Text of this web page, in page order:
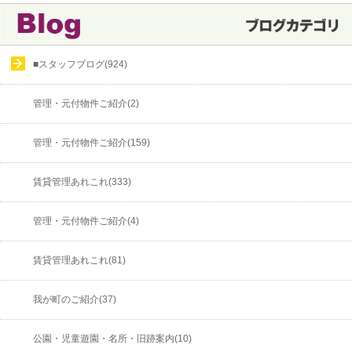
■スタッフブログ(924)
管理・元付物件ご紹介(2)
管理・元付物件ご紹介(159)
賃貸管理あれこれ(333)
管理・元付物件ご紹介(4)
賃貸管理あれこれ(81)
我が町のご紹介(37)
公園・児童遊園・名所・旧跡案内(10)